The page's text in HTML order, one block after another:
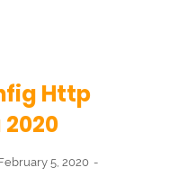
Http
5, 2020